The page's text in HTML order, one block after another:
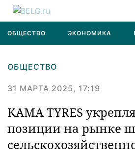
ОБЩЕСТВО ЭКОНОМИКА
ОБЩЕСТВО
31 МАРТА 2025, 17:19
KAMA TYRES
позиции на рынке